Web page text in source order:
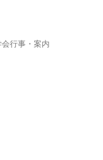
会行事・案内